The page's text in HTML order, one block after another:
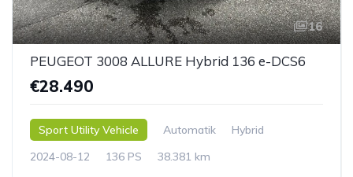
16
PEUGEOT 3008 ALLURE Hybrid 136 e-DCS6
€28.490
Sport Utility Vehicle Automatik
Hybrid
2024-08-12
136 PS 38.381 km